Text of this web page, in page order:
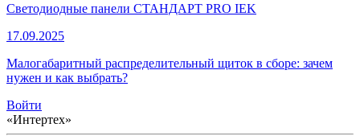
Светодиодные панели СТАНДАРТ PRO IEK
17.09.2025
Малогабаритный распределительный щиток в сборе: зачем
нужен и как выбрать?
Войти
«Интертех»